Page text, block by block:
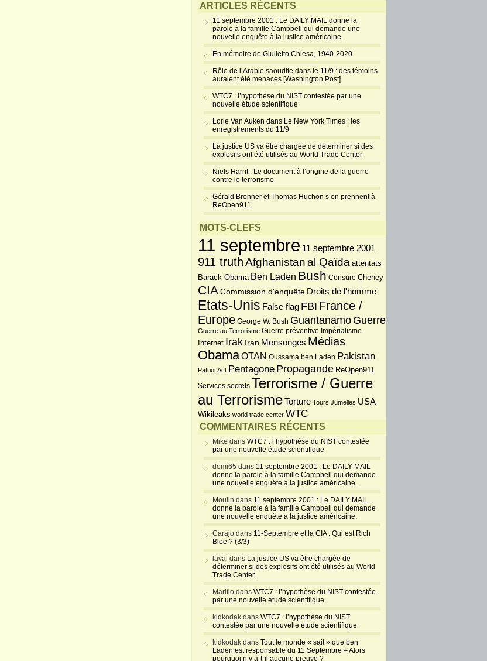
ARTICLES RÉCENTS
11 septembre 2001 : Le DAILY MAIL donne la
parole à la famille Campbell qui demande une
nouvelle enquête à la justice américaine.
En mémoire de Giulietto Chiesa, 1940-2020
Rôle de l’Arabie saoudite dans le 11/9 : des témoins
auraient été menacés [Washington Post]
WTC7 : l’hypothèse du NIST contestée par une
nouvelle étude scientifique
Lorie Van Auken dans Le New York Times : les
enregistrements du 11/9
La justice US va être chargée de déterminer si des
explosifs ont été utilisés au World Trade Center
Niels Harrit : Le document à l’origine de la guerre
contre le terrorisme
Gérald Bronner et Thomas Huchon s’en prennent à
ReOpen911
MOTS-CLEFS
11 septembre 11 septembre 2001
911 truthAfghanistanal Qaïda attentats
Barack Obama Ben Laden Bush Censure Cheney
CIA Commission d'enquête Droits de l'homme
Etats-Unis False flag FBI France /
Europe George W. Bush Guantanamo Guerre
Guerre au Terrorisme Guerre préventive Impérialisme
Internet Irak Iran Mensonges Médias
ObamaOTAN Oussama ben Laden Pakistan
Patriot Act Pentagone Propagande ReOpen911
Services secrets Terrorisme / Guerre
au TerrorismeTorture Tours Jumelles USA
Wikileaks world trade center WTC
COMMENTAIRES RÉCENTS
Mike dans WTC7 : l’hypothèse du NIST contestée
par une nouvelle étude scientifique
domi65 dans 11 septembre 2001 : Le DAILY MAIL
donne la parole à la famille Campbell qui demande
une nouvelle enquête à la justice américaine.
Moulin dans 11 septembre 2001 : Le DAILY MAIL
donne la parole à la famille Campbell qui demande
une nouvelle enquête à la justice américaine.
Carajo dans 11-Septembre et la CIA : Qui est Rich
Blee ? (3/3)
laval dans La justice US va être chargée de
déterminer si des explosifs ont été utilisés au World
Trade Center
Mariflo dans WTC7 : l’hypothèse du NIST contestée
par une nouvelle étude scientifique
kidkodak dans WTC7 : l’hypothèse du NIST
contestée par une nouvelle étude scientifique
kidkodak dans Tout le monde « sait » que ben
Laden est responsable du 11 Septembre – Alors
pourquoi n’y a-t-il aucune preuve ?